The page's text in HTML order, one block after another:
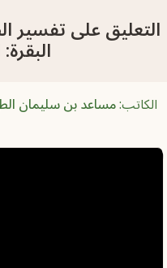
البقرة:
الكاتب:مساعد بن سليمان